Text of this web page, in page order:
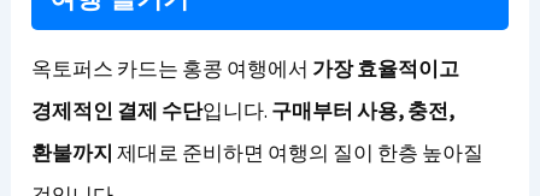
옥토퍼스 카드는 홍콩 여행에서 가장 효율적이고
경제적인 결제 수단입니다. 구매부터 사용, 충전,
환불까지 제대로 준비하면 여행의 질이 한층 높아질